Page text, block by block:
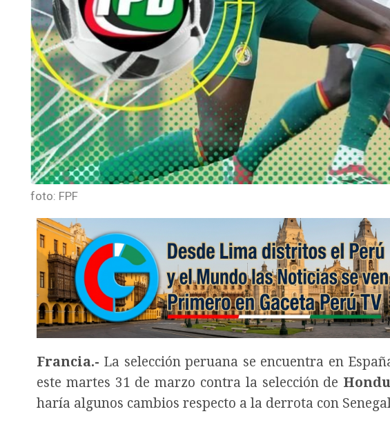
foto: FPF
Francia.- La selección peruana se encuentra en
este martes 31 de marzo contra la selección de
haría algunos cambios respecto a la derrota con